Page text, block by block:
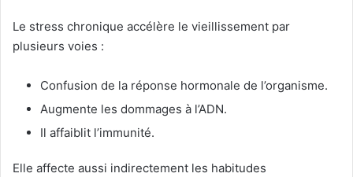
Le stress chronique accélère le vieillissement par
plusieurs voies :
Confusion de la réponse hormonale de l’organisme.
Augmente les dommages à l’ADN.
Il affaiblit l’immunité.
Elle affecte aussi indirectement les habitudes